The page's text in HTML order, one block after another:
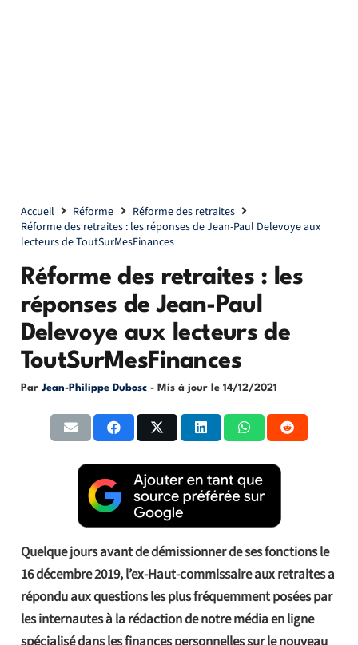
Accueil Réforme
Réforme des retraites
Réforme des retraites : les réponses de Jean-Paul Delevoye aux
lecteurs de ToutSurMesFinances
Réforme des retraites : les
réponses de Jean-Paul
Delevoye aux lecteurs de
ToutSurMesFinances
Par Jean-Philippe Dubosc - Mis à jour le 14/12/2021
Quelque jours avant de démissionner de ses fonctions le
16 décembre 2019, l’ex-Haut-commissaire aux retraites a
répondu aux questions les plus fréquemment posées par
les internautes à la rédaction de notre média en ligne